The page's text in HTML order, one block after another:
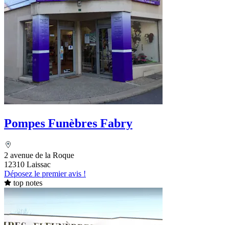
Pompes Funèbres Fabry
2 avenue de la Roque
12310 Laissac
Déposez le premier avis !
top notes